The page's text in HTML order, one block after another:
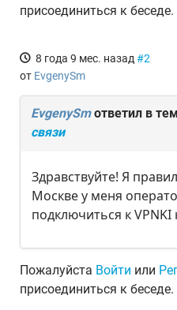
присоединиться к беседе.
8 года 9 мес. назад #2
от EvgenySm
EvgenySmответил в
связи
Здравствуйте! Я
Москве у меня
подключиться к VPNKI
Пожалуйста Войти или
присоединиться к беседе.